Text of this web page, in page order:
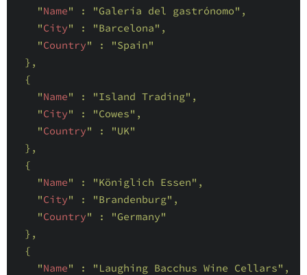
"Name" : "Galería del gastrónomo" ,
"City" : "Barcelona" ,
"Country" :
"Spain"
},
{
"Name" : "Island Trading" ,
"City" : "Cowes" ,
"Country" :
"UK"
},
{
"Name" : "Königlich Essen" ,
"City" : "Brandenburg" ,
"Country" :
"Germany"
},
{
"Name" : "Laughing Bacchus Wine Cellars" ,